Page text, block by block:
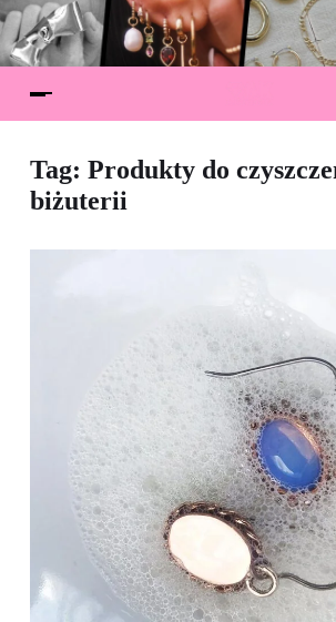
Tag: Produkty do
biżuterii